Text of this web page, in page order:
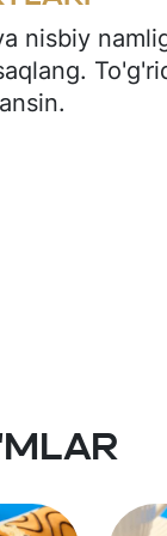
(soya
(natriy
nisbiy